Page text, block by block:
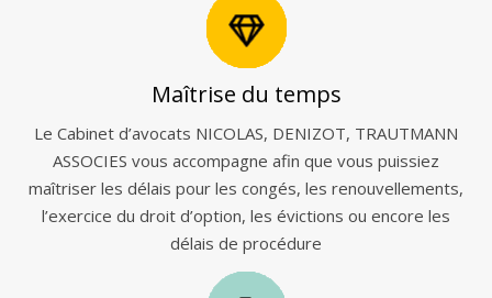
Maîtrise du temps
Le Cabinet d’avocats NICOLAS, DENIZOT, TRAUTMANN
ASSOCIES vous accompagne afin que vous puissiez
maîtriser les délais pour les congés, les renouvellements,
l’exercice du droit d’option, les évictions ou encore les
délais de procédure